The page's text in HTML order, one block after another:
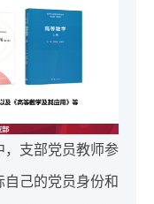
，支部党员教师参
己的党员身份和